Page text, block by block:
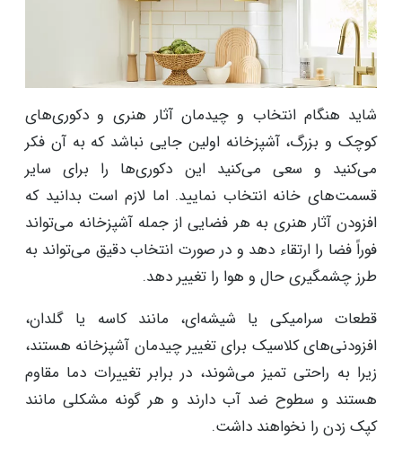
شاید هنگام انتخاب و چیدمان آثار هنری و دکوری‌های
کوچک و بزرگ، آشپزخانه اولین جایی نباشد که به آن فکر
می‌کنید و سعی می‌کنید این دکوری‌ها را برای سایر
قسمت‌های خانه انتخاب نمایید. اما لازم است بدانید که
افزودن آثار هنری به هر فضایی از جمله آشپزخانه می‌تواند
فوراً فضا را ارتقاء دهد و در صورت انتخاب دقیق می‌تواند به
طرز چشمگیری حال و هوا را تغییر دهد.
قطعات سرامیکی یا شیشه‌ای، مانند کاسه یا گلدان،
افزودنی‌های کلاسیک برای تغییر چیدمان آشپزخانه هستند،
زیرا به راحتی تمیز می‌شوند، در برابر تغییرات دما مقاوم
هستند و سطوح ضد آب دارند و هر گونه مشکلی مانند
کپک زدن را نخواهند داشت.